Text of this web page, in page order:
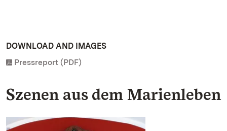
DOWNLOAD AND IMAGES
Pressreport (PDF)
Szenen aus dem Marienleben